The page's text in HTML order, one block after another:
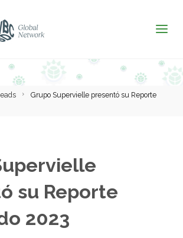
Grupo Supervielle presentó su Reporte
su Reporte
2023